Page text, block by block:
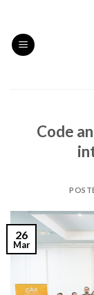
content
Code
26
Mar